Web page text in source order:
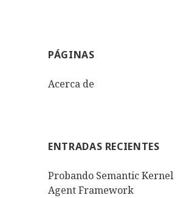
PÁGINAS
Acerca de
ENTRADAS RECIENTES
Probando Semantic Kernel
Agent Framework